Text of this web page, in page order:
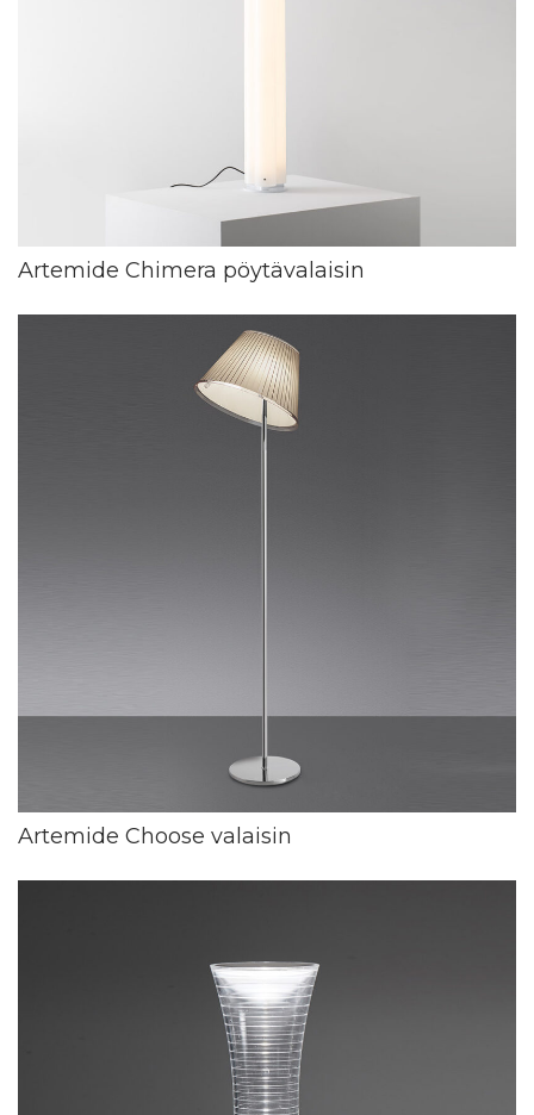
Artemide Chimera pöytävalaisin
Artemide Choose valaisin